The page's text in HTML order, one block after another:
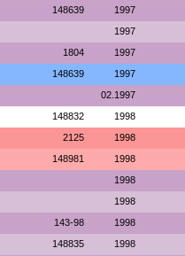
148639 1997
1997
1804 1997
148639 1997
02.1997
148832 1998
2125 1998
148981 1998
1998
1998
143-98 1998
148835 1998